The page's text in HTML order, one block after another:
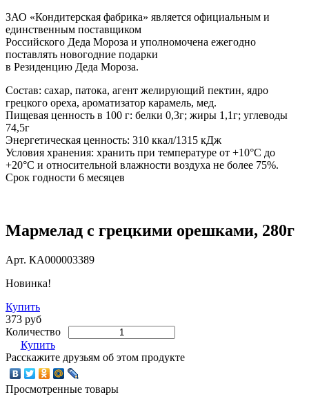
ЗАО «Кондитерская фабрика» является официальным и
единственным поставщиком
Российского Деда Мороза и уполномочена ежегодно
поставлять новогодние подарки
в Резиденцию Деда Мороза.
Состав: сахар, патока, агент желирующий пектин, ядро
грецкого ореха, ароматизатор карамель, мед.
Пищевая ценность в 100 г: белки 0,3г; жиры 1,1г; углеводы
74,5г
Энергетическая ценность: 310 ккал/1315 кДж
Условия хранения: хранить при температуре от +10°С до
+20°С и относительной влажности воздуха не более 75%.
Срок годности 6 месяцев
Мармелад с грецкими орешками, 280г
Арт. КА000003389
Новинка!
Купить
373 руб
Количество
Купить
Расскажите друзьям об этом продукте
Просмотренные товары